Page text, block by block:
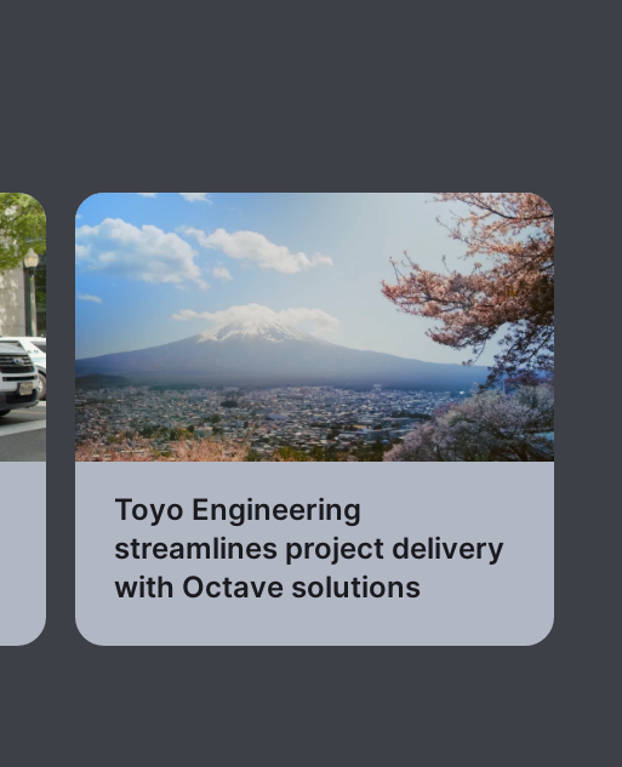
Toyo Engineering
streamlines project delivery
with Octave solutions